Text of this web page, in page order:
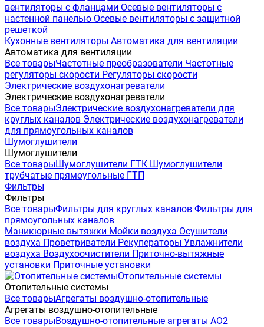
вентиляторы с фланцами Осевые вентиляторы с
настенной панелью Осевые вентиляторы с защитной
решеткой
Кухонные вентиляторы Автоматика для вентиляции
Автоматика для вентиляции
Все товарыЧастотные преобразователи Частотные
регуляторы скорости Регуляторы скорости
Электрические воздухонагреватели
Электрические воздухонагреватели
Все товарыЭлектрические воздухонагреватели для
круглых каналов Электрические воздухонагреватели
для прямоугольных каналов
Шумоглушители
Шумоглушители
Все товарыШумоглушители ГТК Шумоглушители
трубчатые прямоугольные ГТП
Фильтры
Фильтры
Все товарыФильтры для круглых каналов Фильтры для
прямоугольных каналов
Маникюрные вытяжки Мойки воздуха Осушители
воздуха Проветриватели Рекуператоры Увлажнители
воздуха Воздухоочистители Приточно-вытяжные
установки Приточные установки
Отопительные системы
Отопительные системы
Все товарыАгрегаты воздушно-отопительные
Агрегаты воздушно-отопительные
Все товарыВоздушно-отопительные агрегаты АО2